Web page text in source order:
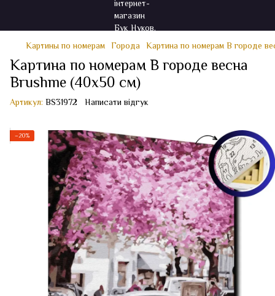
Картины по номерам Города Картина по номерам В городе
Картина по номерам В городе весна
Brushme (40x50 см)
Артикул: BS31972 Написати відгук
−20%